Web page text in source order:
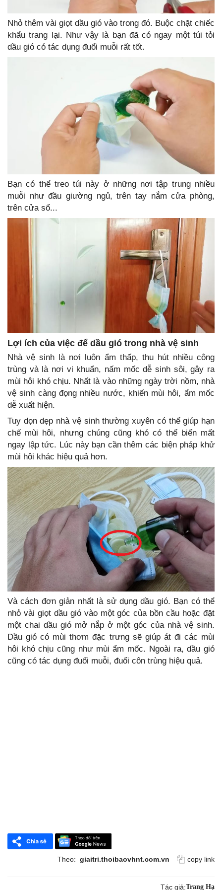
Nhỏ thêm vài giọt dầu gió vào trong đó. Buộc chặt chiếc
khẩu trang lại. Như vậy là bạn đã có ngay một túi tỏi
dầu gió có tác dụng đuổi muỗi rất tốt.
Bạn có thể treo túi này ở những nơi tập trung nhiều
muỗi như đầu giường ngủ, trên tay nắm cửa phòng,
trên cửa sổ...
Lợi ích của việc để dầu gió trong nhà vệ sinh
Nhà vệ sinh là nơi luôn ẩm thấp, thu hút nhiều công
trùng và là nơi vi khuẩn, nấm mốc dễ sinh sôi, gây ra
mùi hôi khó chịu. Nhất là vào những ngày trời nồm, nhà
vệ sinh càng đọng nhiều nước, khiến mùi hôi, ẩm mốc
dễ xuất hiện.
Tuy dọn dẹp nhà vệ sinh thường xuyên có thể giúp hạn
chế mùi hôi, nhưng chúng cũng khó có thể biến mất
ngay lập tức. Lúc này bạn cần thêm các biện pháp khử
mùi hôi khác hiệu quả hơn.
Và cách đơn giản nhất là sử dụng dầu gió. Bạn có thể
nhỏ vài giọt dầu gió vào một góc của bồn cầu hoặc đặt
một chai dầu gió mở nắp ở một góc của nhà vệ sinh.
Dầu gió có mùi thơm đặc trưng sẽ giúp át đi các mùi
hôi khó chịu cũng như mùi ẩm mốc. Ngoài ra, dầu gió
cũng có tác dụng đuổi muỗi, đuổi côn trùng hiệu quả.
Theo: giaitri.thoibaovhnt.com.vn copy link
Tác giả:Trang Hạ